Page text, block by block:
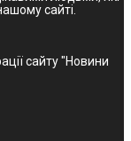
сайті.
сайту "Новини